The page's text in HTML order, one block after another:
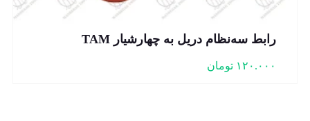
رابط سه‌نظام دریل به چهارشیار TAM
۱۲۰.۰۰۰ تومان